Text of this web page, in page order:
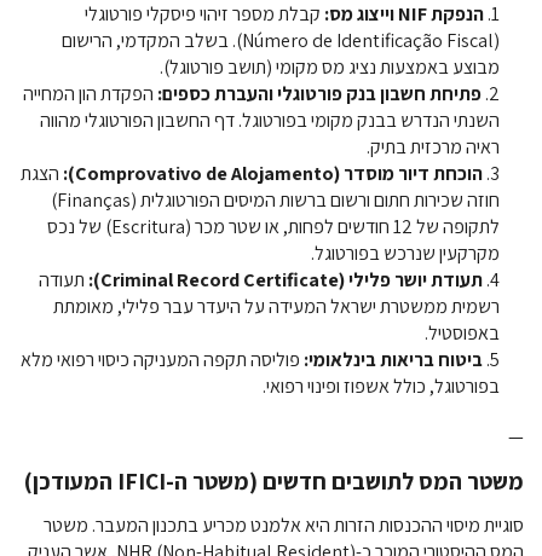
הנפקת NIF וייצוג מס:
קבלת מספר זיהוי פיסקלי פורטוגלי
(Número de Identificação Fiscal). בשלב המקדמי, הרישום
מבוצע באמצעות נציג מס מקומי (תושב פורטוגל).
פתיחת חשבון בנק פורטוגלי והעברת כספים: הפקדת הון המחייה
השנתי הנדרש בבנק מקומי בפורטוגל. דף החשבון הפורטוגלי מהווה
ראיה מרכזית בתיק.
הוכחת דיור מוסדר (Comprovativo de Alojamento):
הצגת
חוזה שכירות חתום ורשום ברשות המיסים הפורטוגלית (Finanças)
לתקופה של 12 חודשים לפחות, או שטר מכר (Escritura) של נכס
מקרקעין שנרכש בפורטוגל.
תעודת יושר פלילי (Criminal Record Certificate):
תעודה
רשמית ממשטרת ישראל המעידה על היעדר עבר פלילי, מאומתת
באפוסטיל.
ביטוח בריאות בינלאומי: פוליסה תקפה המעניקה כיסוי רפואי מלא
בפורטוגל, כולל אשפוז ופינוי רפואי.
—
משטר המס לתושבים חדשים (משטר ה-IFICI המעודכן)
סוגיית מיסוי ההכנסות הזרות היא אלמנט מכריע בתכנון המעבר. משטר